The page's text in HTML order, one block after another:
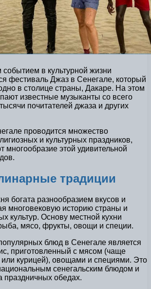
в культурной жизни
фестиваль Джаз в Сенегале, который
в столице страны, Дакаре. На этом
известные музыканты со всего
почитателей джаза и других
проводится множество
и культурных праздников,
многообразие этой удивительной
традиции
богата разнообразием вкусов и
многовековую историю страны и
культур. Основу местной кухни
мясо, фрукты, овощи и специи.
блюд в Сенегале является
приготовленный с мясом (чаще
или курицей), овощами и специями. Это
сенегальским блюдом и
праздничных обедах.